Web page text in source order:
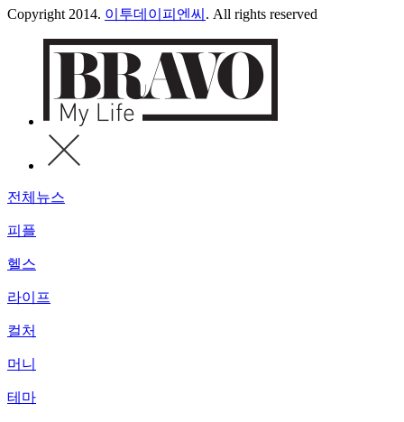
Copyright 2014. 이투데이피엔씨 . All rights reserved
전체뉴스
피플
헬스
라이프
컬처
머니
테마